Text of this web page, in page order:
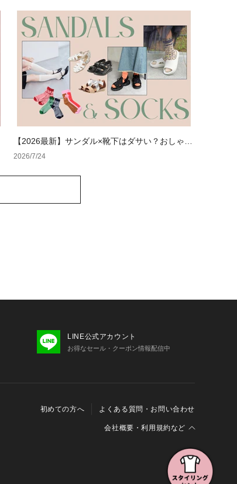
【2026最新】サンダル×靴下はダサい？おしゃれ
に見せる正解コーデと選び方【レディース・メン
2026/7/24
LINE公式アカウント
お得なセール・クーポン情報配信中
初めての方へ よくある質問・お問い合わせ
会社概要・利用規約など
特定商取引に関する法律に基づく表示
Cookieおよびアクセスログについて
三井不動産グループ ソーシャルメディアガイドライン